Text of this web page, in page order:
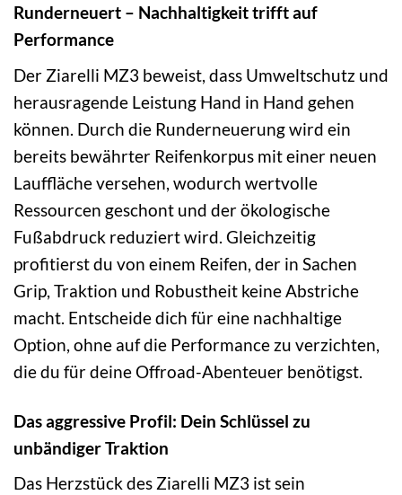
Runderneuert – Nachhaltigkeit trifft auf
Performance
Der Ziarelli MZ3 beweist, dass Umweltschutz und
herausragende Leistung Hand in Hand gehen
können. Durch die Runderneuerung wird ein
bereits bewährter Reifenkorpus mit einer neuen
Lauffläche versehen, wodurch wertvolle
Ressourcen geschont und der ökologische
Fußabdruck reduziert wird. Gleichzeitig
profitierst du von einem Reifen, der in Sachen
Grip, Traktion und Robustheit keine Abstriche
macht. Entscheide dich für eine nachhaltige
Option, ohne auf die Performance zu verzichten,
die du für deine Offroad-Abenteuer benötigst.
Das aggressive Profil: Dein Schlüssel zu
unbändiger Traktion
Das Herzstück des Ziarelli MZ3 ist sein